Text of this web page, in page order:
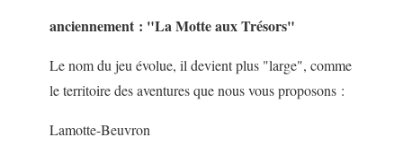
anciennement : "La Motte aux Trésors"
Le nom du jeu évolue, il devient plus "large", comme
le territoire des aventures que nous vous proposons :
Lamotte-Beuvron